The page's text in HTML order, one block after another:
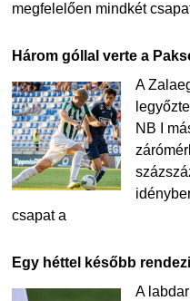
megfelelően mindkét
Három góllal verte a
A
NB I
csapat a
Egy héttel később
A